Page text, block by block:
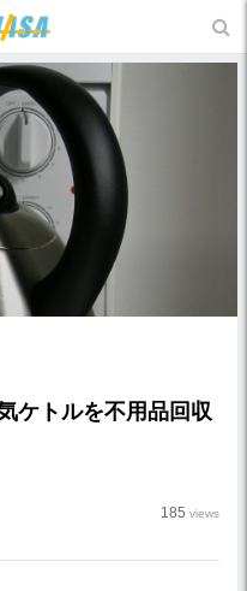
ケトルを不用品回収
185 views